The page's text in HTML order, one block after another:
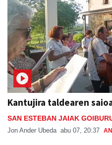
Kantujira taldearen
SAN ESTEBAN JAIAK
Jon Ander Ubeda abu 07, 20:37